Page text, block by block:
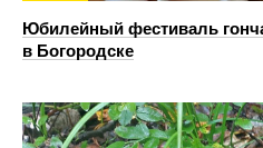
Юбилейный фестиваль
в Богородске